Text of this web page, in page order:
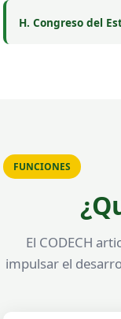
H. Congreso del
FUNCIONES
El CODECH
impulsar el